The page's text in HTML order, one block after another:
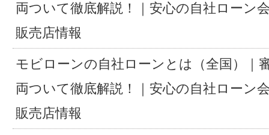
両ついて徹底解説！｜安心の自社ローン
販売店情報
モビローンの自社ローンとは（全国）｜
両ついて徹底解説！｜安心の自社ローン
販売店情報